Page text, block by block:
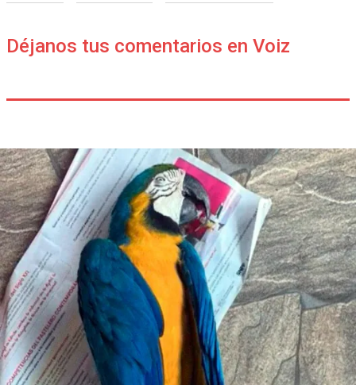
Déjanos tus comentarios en Voiz